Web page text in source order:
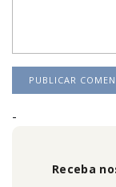
-
Receba